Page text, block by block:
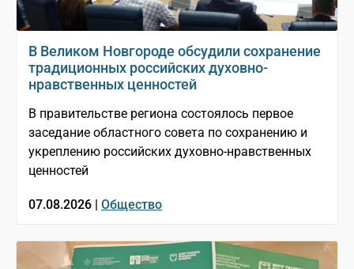
В Великом Новгороде обсудили сохранение
традиционных российских духовно-
нравственных ценностей
В правительстве региона состоялось первое
заседание областного совета по сохранению и
укреплению российских духовно-нравственных
ценностей
07.08.2026 | Общество